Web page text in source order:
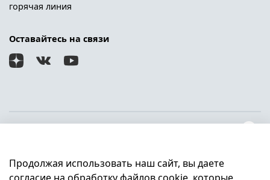
Клиентам
горячая линия
Оставайтесь на связи
Продолжая использовать наш сайт, вы даете